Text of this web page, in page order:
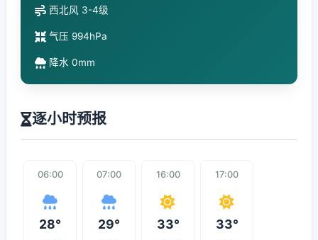
西北风 3-4级
气压 994hPa
降水 0mm
逐小时预报
06:00
28°
07:00
29°
16:00
33°
17:00
33°